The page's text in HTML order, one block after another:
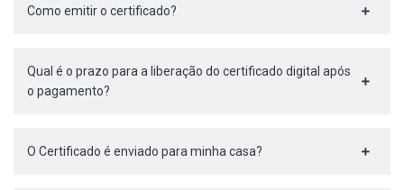
Como emitir o certificado?
Qual é o prazo para a liberação do certificado digital após
o pagamento?
O Certificado é enviado para minha casa?